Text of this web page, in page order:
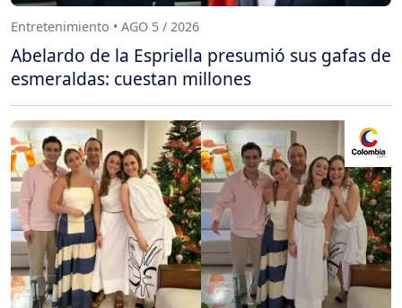
Entretenimiento • AGO 5 / 2026
Abelardo de la Espriella presumió sus gafas de
esmeraldas: cuestan millones